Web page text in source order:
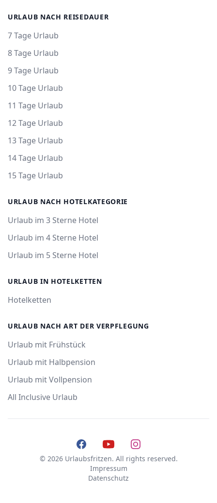
URLAUB NACH REISEDAUER
7 Tage Urlaub
8 Tage Urlaub
9 Tage Urlaub
10 Tage Urlaub
11 Tage Urlaub
12 Tage Urlaub
13 Tage Urlaub
14 Tage Urlaub
15 Tage Urlaub
URLAUB NACH HOTELKATEGORIE
Urlaub im 3 Sterne Hotel
Urlaub im 4 Sterne Hotel
Urlaub im 5 Sterne Hotel
URLAUB IN HOTELKETTEN
Hotelketten
URLAUB NACH ART DER VERPFLEGUNG
Urlaub mit Frühstück
Urlaub mit Halbpension
Urlaub mit Vollpension
All Inclusive Urlaub
FacebookYouTubeInstagram
© 2026 Urlaubsfritzen. All rights reserved.
Impressum
Datenschutz